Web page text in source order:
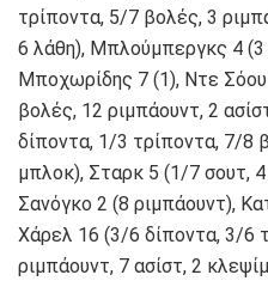
τρίποντα, 5/7 βολές, 3
6 λάθη), Μπλούμπεργκς 4 (3
Μποχωρίδης 7 (1), Ντε
βολές, 12 ριμπάουντ, 2
δίποντα, 1/3 τρίποντα, 7/8
μπλοκ), Σταρκ 5 (1/7 σουτ, 4
Σανόγκο 2 (8 ριμπάουντ),
Χάρελ 16 (3/6 δίποντα, 3/6
ριμπάουντ, 7 ασίστ, 2